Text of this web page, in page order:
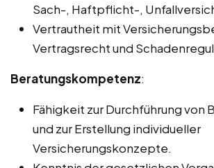
Sach-, Haftpflicht-,
Vertrautheit mit
Vertragsrecht und
Beratungskompetenz:
Fähigkeit zur Durchführung von
und zur Erstellung individueller
Versicherungskonzepte.